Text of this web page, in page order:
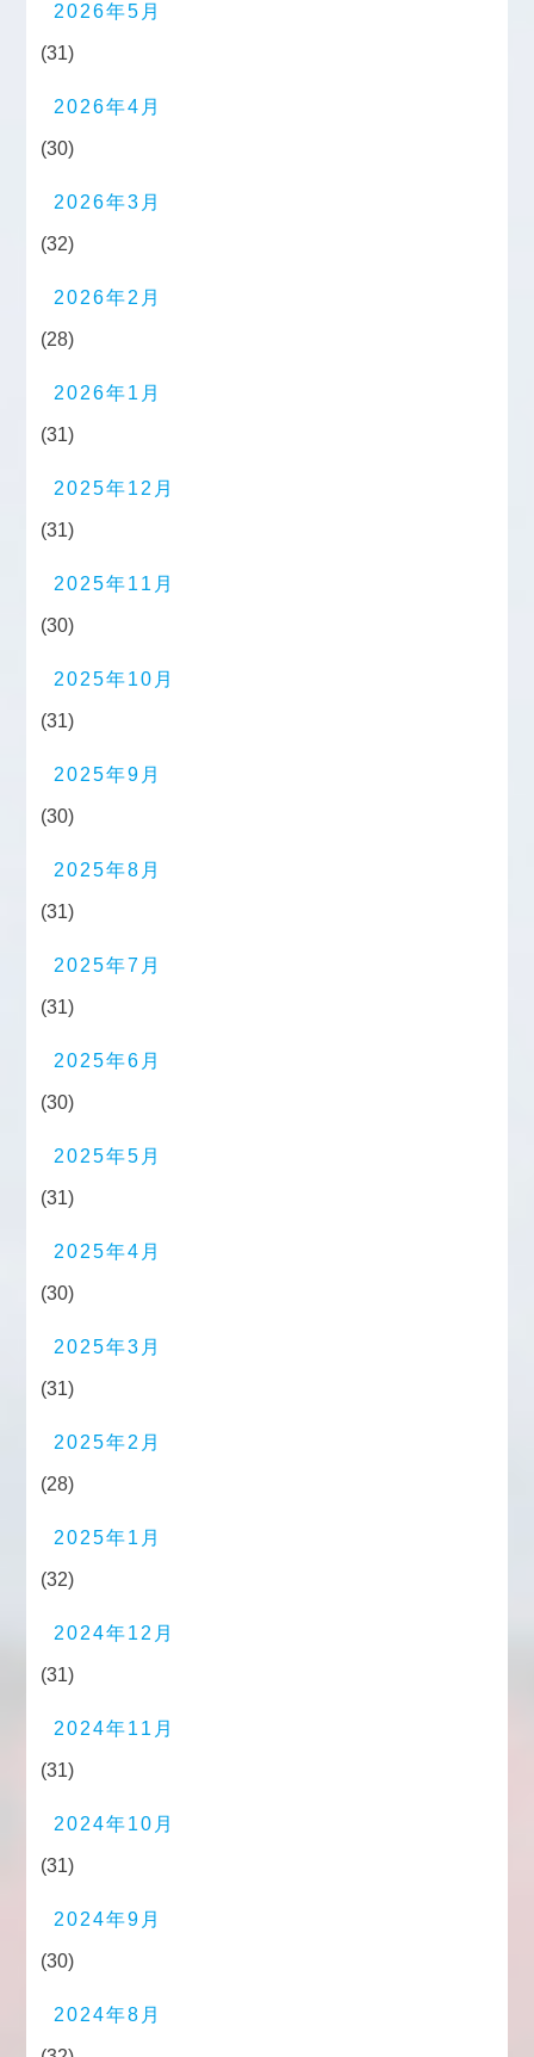
2026年5月
(31)
2026年4月
(30)
2026年3月
(32)
2026年2月
(28)
2026年1月
(31)
2025年12月
(31)
2025年11月
(30)
2025年10月
(31)
2025年9月
(30)
2025年8月
(31)
2025年7月
(31)
2025年6月
(30)
2025年5月
(31)
2025年4月
(30)
2025年3月
(31)
2025年2月
(28)
2025年1月
(32)
2024年12月
(31)
2024年11月
(31)
2024年10月
(31)
2024年9月
(30)
2024年8月